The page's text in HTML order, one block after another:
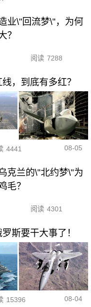
业\"回流梦\"，为何
？
阅读 7288
，到底有多红？
4441 08-05
克兰的\"北约梦\"为
毛？
阅读 4301
斯要干大事了！
15396 08-04